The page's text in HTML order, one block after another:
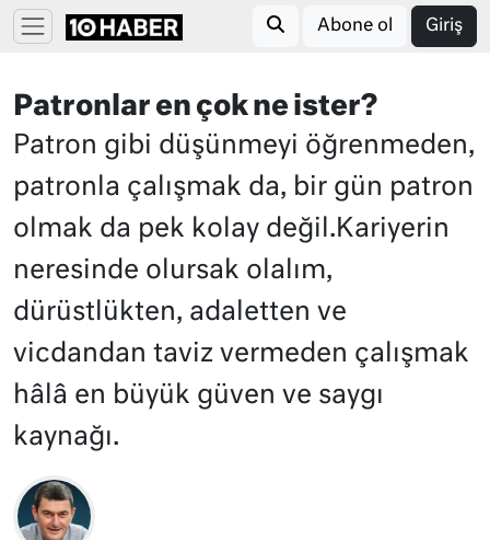
Abone ol Giriş
Patronlar en çok ne ister?
Patron gibi düşünmeyi öğrenmeden,
patronla çalışmak da, bir gün patron
olmak da pek kolay değil.Kariyerin
neresinde olursak olalım,
dürüstlükten, adaletten ve
vicdandan taviz vermeden çalışmak
hâlâ en büyük güven ve saygı
kaynağı.